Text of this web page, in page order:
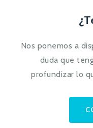
Nos ponemos a
duda que
profundizar lo